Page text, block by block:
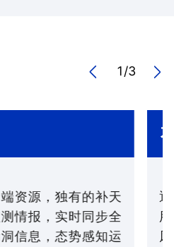
1/3
资源，独有的补天
情报，实时同步全
信息，态势感知运